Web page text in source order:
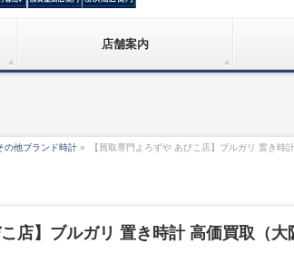
店舗案内
の他ブランド時計 » 【買取専門よろずや あびこ店】ブルガリ 置き時
店】ブルガリ 置き時計 高価買取（